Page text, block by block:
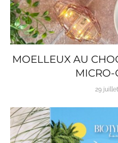
MOELLEUX AU
29